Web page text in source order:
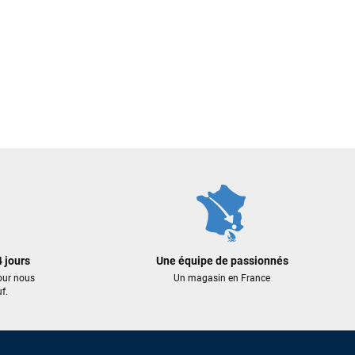
jours
nous
Une équipe de passionnés
Un magasin en France